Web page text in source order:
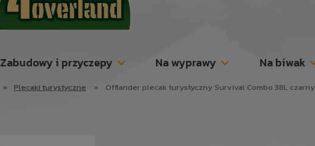
Zabudowy i przyczepy Na wyprawy Na biwak
» Plecaki turystyczne » Offlander plecak turystyczny Survival Combo 38L czarny